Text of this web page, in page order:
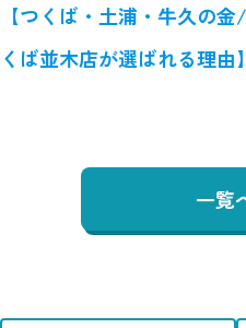
【つくば・土浦・牛久の
くば並木店が選ばれる理由】
一覧